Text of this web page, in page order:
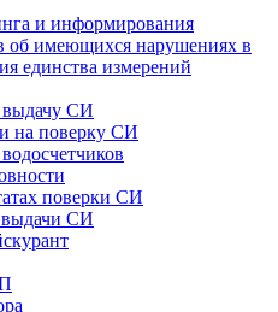
и информирования
об имеющихся нарушениях в
единства измерений
выдачу СИ
на поверку СИ
поверки СИ
СИ